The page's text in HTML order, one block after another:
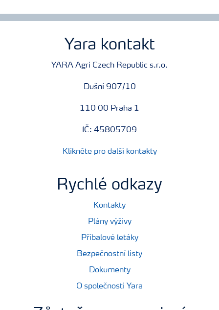
Yara kontakt
YARA Agri Czech Republic s.r.o.
Dušní 907/10
110 00 Praha 1
IČ: 45805709
Klikněte pro další kontakty
Rychlé odkazy
Kontakty
Plány výživy
Příbalové letáky
Bezpečnostní listy
Dokumenty
O společnosti Yara